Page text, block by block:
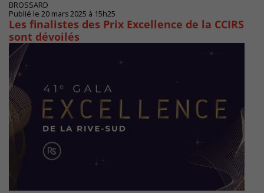
BROSSARD
Publié le 20 mars 2025 à 15h25
Les finalistes des Prix Excellence de la CCIRS
sont dévoilés